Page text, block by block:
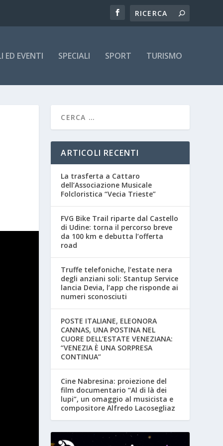
ED EVENTI SPECIALI SPORT TURISMO
ARTICOLI RECENTI
La trasferta a Cattaro
dell’Associazione Musicale
Folcloristica “Vecia Trieste”
FVG Bike Trail riparte dal Castello
di Udine: torna il percorso breve
da 100 km e debutta l’offerta
road
Truffe telefoniche, l’estate nera
degli anziani soli: Stantup Service
lancia Devia, l’app che risponde ai
numeri sconosciuti
POSTE ITALIANE, ELEONORA
CANNAS, UNA POSTINA NEL
CUORE DELL’ESTATE VENEZIANA:
“VENEZIA È UNA SORPRESA
CONTINUA”
Cine Nabresina: proiezione del
film documentario “Al di là dei
lupi”, un omaggio al musicista e
compositore Alfredo Lacosegliaz